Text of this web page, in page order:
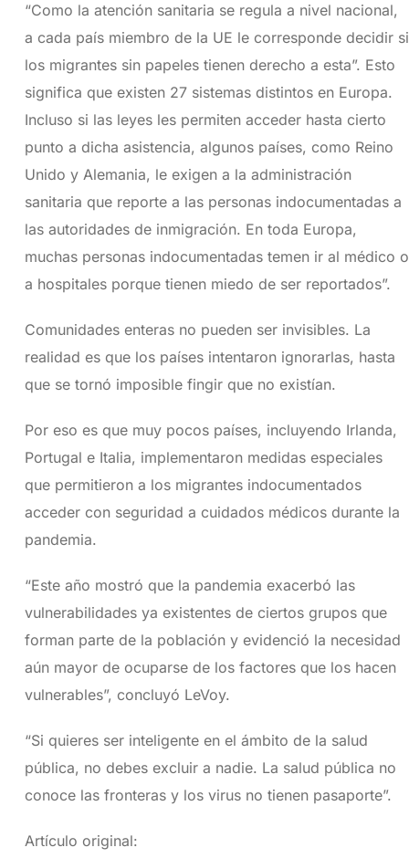
“Como la atención sanitaria se regula a nivel nacional,
a cada país miembro de la UE le corresponde decidir si
los migrantes sin papeles tienen derecho a esta”. Esto
significa que existen 27 sistemas distintos en Europa.
Incluso si las leyes les permiten acceder hasta cierto
punto a dicha asistencia, algunos países, como Reino
Unido y Alemania, le exigen a la administración
sanitaria que reporte a las personas indocumentadas a
las autoridades de inmigración. En toda Europa,
muchas personas indocumentadas temen ir al médico o
a hospitales porque tienen miedo de ser reportados”.
Comunidades enteras no pueden ser invisibles. La
realidad es que los países intentaron ignorarlas, hasta
que se tornó imposible fingir que no existían.
Por eso es que muy pocos países, incluyendo Irlanda,
Portugal e Italia, implementaron medidas especiales
que permitieron a los migrantes indocumentados
acceder con seguridad a cuidados médicos durante la
pandemia.
“Este año mostró que la pandemia exacerbó las
vulnerabilidades ya existentes de ciertos grupos que
forman parte de la población y evidenció la necesidad
aún mayor de ocuparse de los factores que los hacen
vulnerables”, concluyó LeVoy.
“Si quieres ser inteligente en el ámbito de la salud
pública, no debes excluir a nadie. La salud pública no
conoce las fronteras y los virus no tienen pasaporte”.
Artículo original: